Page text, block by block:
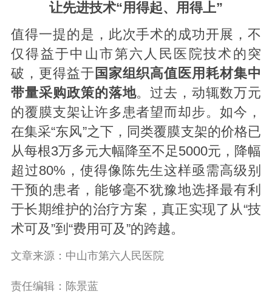
让先进技术“用得起、用得上”
值得一提的是，此次手术的成功开展，不
仅得益于中山市第六人民医院技术的突
破，更得益于 国家组织高值医用耗材集中
带量采购政策的落地。过去，动辄数万元
的覆膜支架让许多患者望而却步。如今，
在集采“东风”之下，同类覆膜支架的价格已
从每根3万多元大幅降至不足5000元，降幅
超过80%，使得像陈先生这样亟需高级别
干预的患者，能够毫不犹豫地选择最有利
于长期维护的治疗方案，真正实现了从“技
术可及”到“费用可及”的跨越。
文章来源：中山市第六人民医院
责任编辑：陈景蓝